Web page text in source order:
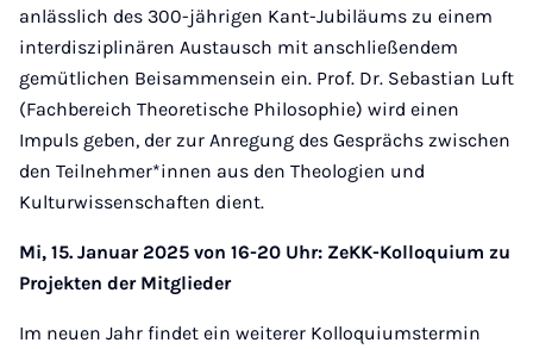
anlässlich des 300-jährigen Kant-Jubiläums zu einem
interdisziplinären Austausch mit anschließendem
gemütlichen Beisammensein ein. Prof. Dr. Sebastian Luft
(Fachbereich Theoretische Philosophie) wird einen
Impuls geben, der zur Anregung des Gesprächs zwischen
den Teilnehmer*innen aus den Theologien und
Kulturwissenschaften dient.
Mi, 15. Januar 2025 von 16-20 Uhr: ZeKK-Kolloquium zu
Projekten der Mitglieder
Im neuen Jahr findet ein weiterer Kolloquiumstermin